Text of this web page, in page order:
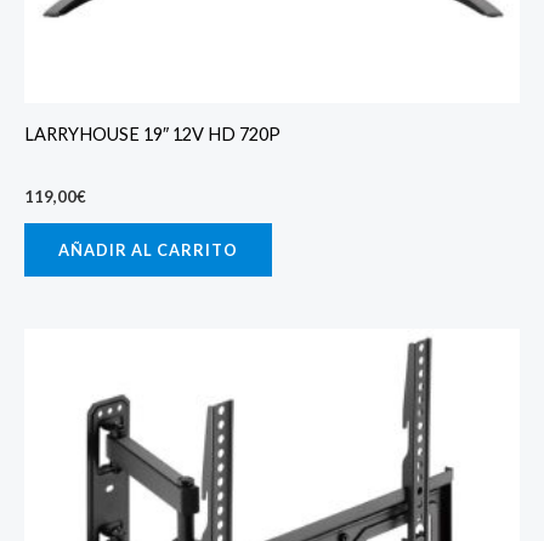
LARRYHOUSE 19″ 12V HD 720P
119,00€
AÑADIR AL CARRITO